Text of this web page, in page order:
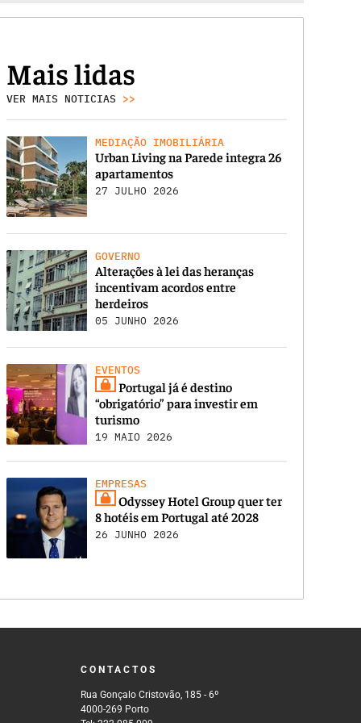
Mais lidas
VER MAIS NOTICIAS >>
MEDIAÇÃO IMOBILIÁRIA
Urban Living na Parede integra 26
apartamentos
27 JULHO 2026
GOVERNO
Alterações à lei das heranças
incentivam acordos entre
herdeiros
05 JUNHO 2026
EVENTOS
Portugal já é destino
“obrigatório” para investir em
turismo
19 MAIO 2026
EMPRESAS
Odyssey Hotel Group quer ter
8 hotéis em Portugal até 2028
26 JUNHO 2026
CONTACTOS
Rua Gonçalo Cristovão, 185 - 6º
4000-269 Porto